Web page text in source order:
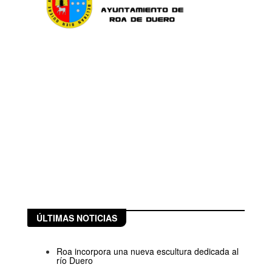
ÚLTIMAS NOTICIAS
Roa incorpora una nueva escultura dedicada al
río Duero